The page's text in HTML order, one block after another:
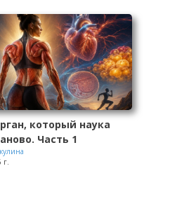
который наука
Часть 1
г.